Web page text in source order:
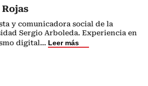
y comunicadora social de la
Sergio Arboleda. Experiencia en
digital... Leer más